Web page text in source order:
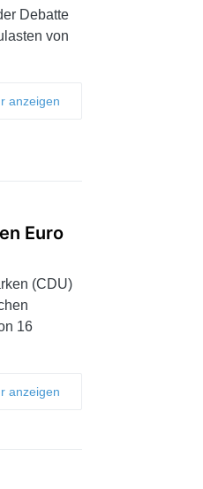
Debatte
von
anzeigen
Euro
(CDU)
16
anzeigen